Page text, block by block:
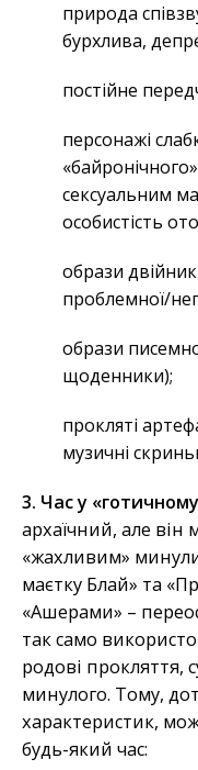
природа
бурхлива,
постійне
персонажі
сексуальним
особистість
образи
проблемної/
образи
щоденники);
прокляті
музичні
3. Час у
архаїчний, але він
«жахливим»
маєтку Блай» та
«Ашерами» –
так само
родові прокляття,
минулого. Тому,
характеристик,
будь-який час: